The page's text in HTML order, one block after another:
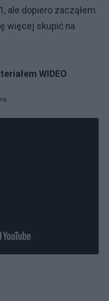
ale dopiero zacząłem
więcej skupić na
WIDEO